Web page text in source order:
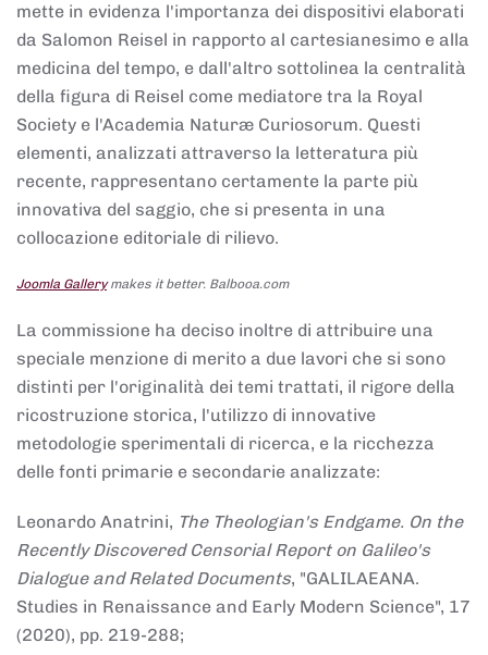
mette in evidenza l'importanza dei dispositivi elaborati
da Salomon Reisel in rapporto al cartesianesimo e alla
medicina del tempo, e dall'altro sottolinea la centralità
della figura di Reisel come mediatore tra la Royal
Society e l'Academia Naturæ Curiosorum. Questi
elementi, analizzati attraverso la letteratura più
recente, rappresentano certamente la parte più
innovativa del saggio, che si presenta in una
collocazione editoriale di rilievo.
Joomla Gallerymakes it better. Balbooa.com
La commissione ha deciso inoltre di attribuire una
speciale menzione di merito a due lavori che si sono
distinti per l'originalità dei temi trattati, il rigore della
ricostruzione storica, l'utilizzo di innovative
metodologie sperimentali di ricerca, e la ricchezza
delle fonti primarie e secondarie analizzate:
Leonardo Anatrini, The Theologian's Endgame. On the
Recently Discovered Censorial Report on Galileo's
Dialogue and Related Documents, "GALILAEANA.
Studies in Renaissance and Early Modern Science", 17
(2020), pp. 219-288;